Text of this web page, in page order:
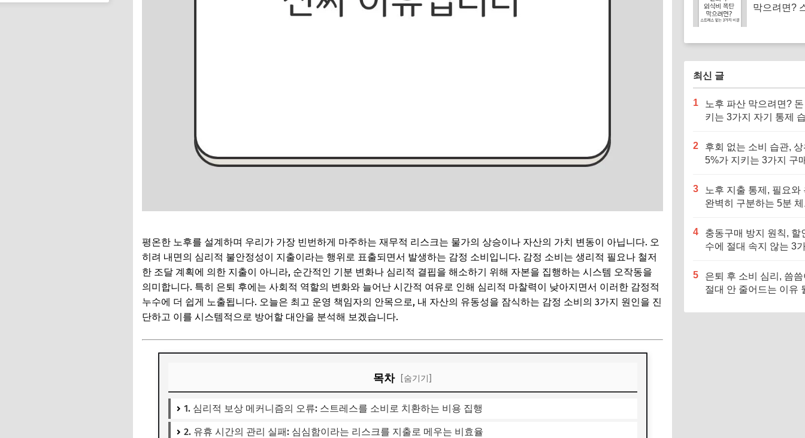
평온한 노후를 설계하며 우리가 가장 빈번하게 마주하는 재무적 리스크는 물가의 상승이나 자산의 가치 변동이 아닙니다. 오
히려 내면의 심리적 불안정성이 지출이라는 행위로 표출되면서 발생하는 감정 소비입니다. 감정 소비는 생리적 필요나 철저
한 조달 계획에 의한 지출이 아니라, 순간적인 기분 변화나 심리적 결핍을 해소하기 위해 자본을 집행하는 시스템 오작동을
의미합니다. 특히 은퇴 후에는 사회적 역할의 변화와 늘어난 시간적 여유로 인해 심리적 마찰력이 낮아지면서 이러한 감정적
누수에 더 쉽게 노출됩니다. 오늘은 최고 운영 책임자의 안목으로, 내 자산의 유동성을 잠식하는 감정 소비의 3가지 원인을 진
단하고 이를 시스템적으로 방어할 대안을 분석해 보겠습니다.
목차 [숨기기]
1. 심리적 보상 메커니즘의 오류: 스트레스를 소비로 치환하는 비용 집행
2. 유휴 시간의 관리 실패: 심심함이라는 리스크를 지출로 메우는 비효율
막으려면?
최신 글
1
노후 파산 막으려면?
키는 3가지 자기 통제
2
후회 없는 소비 습관,
5%가 지키는 3가지 구
3
노후 지출 통제, 필요와
완벽히 구분하는 5분
4
충동구매 방지 원칙, 할
수에 절대 속지 않는 3
5
은퇴 후 소비 심리, 씀
절대 안 줄어드는 이유